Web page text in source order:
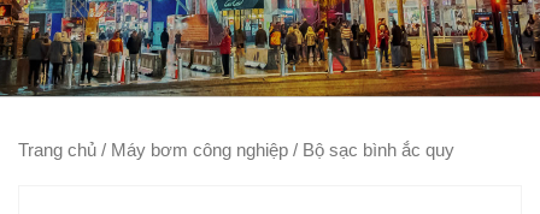
Trang chủ / Máy bơm công nghiệp / Bộ sạc bình ắc quy